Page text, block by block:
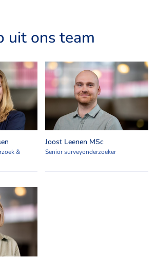
uit ons team
&
Joost Leenen MSc
Senior surveyonderzoeker